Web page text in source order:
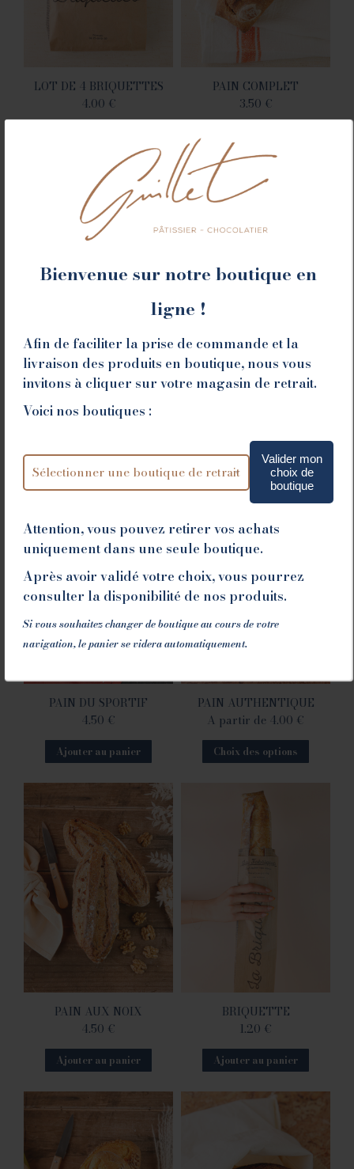
Bienvenue sur notre boutique en
ligne !
Afin de faciliter la prise de commande et la
livraison des produits en boutique, nous vous
invitons à cliquer sur votre magasin de retrait.
Voici nos boutiques :
Valider mon
choix de
boutique
Attention, vous pouvez retirer vos achats
uniquement dans une seule boutique.
Après avoir validé votre choix, vous pourrez
consulter la disponibilité de nos produits.
Si vous souhaitez changer de boutique au cours de votre
navigation, le panier se videra automatiquement.
LOT DE 4 BRIQUETTES
4.00 €
PAIN COMPLET
3.50 €
PAIN LIBRE DE GLUTEN
5.50€
PAVÉ DE CAMPAGNE
Ajouter au panier
PAIN DU SPORTIF
4.50 €
Ajouter au panier
PAIN AUTHENTIQUE
A partir de 4.00 €
Choix des options
PAIN AUX NOIX
4.50 €
Ajouter au panier
BRIQUETTE
1.20 €
Ajouter au panier